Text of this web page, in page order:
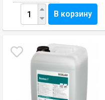
В корзину